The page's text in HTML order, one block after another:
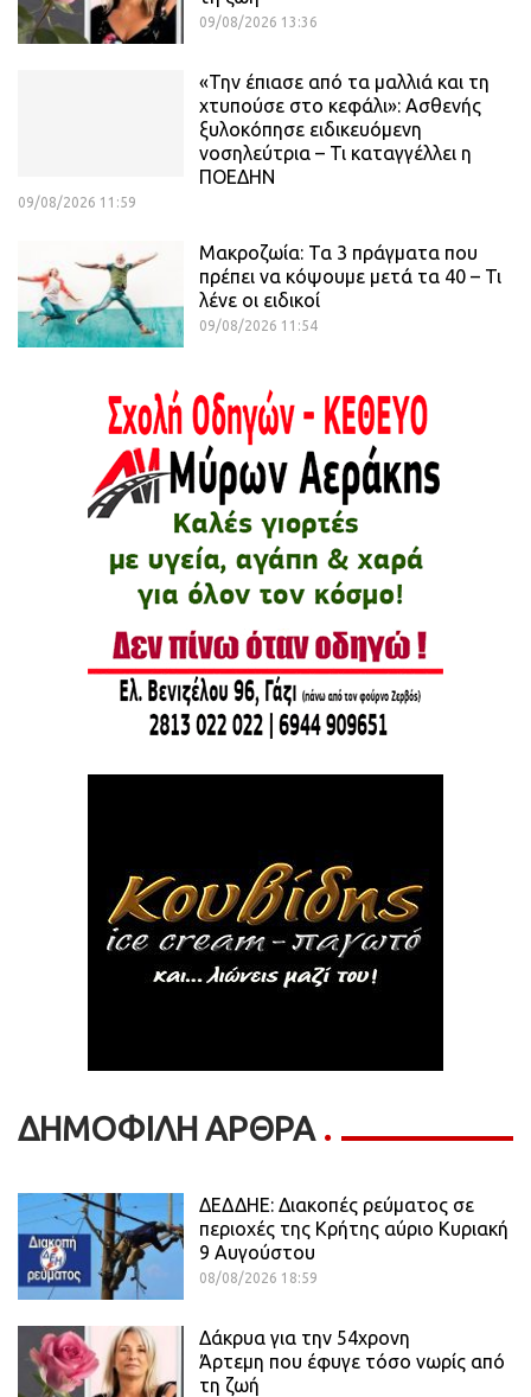
09/08/2026 13:36
«Την έπιασε από τα μαλλιά και τη
χτυπούσε στο κεφάλι»: Ασθενής
ξυλοκόπησε ειδικευόμενη
νοσηλεύτρια – Τι καταγγέλλει η
ΠΟΕΔΗΝ
09/08/2026 11:59
Μακροζωία: Τα 3 πράγματα που
πρέπει να κόψουμε μετά τα 40 – Τι
λένε οι ειδικοί
09/08/2026 11:54
ΔΗΜΟΦΙΛΗ ΑΡΘΡΑ
ΔΕΔΔΗΕ: Διακοπές ρεύματος σε
περιοχές της Κρήτης αύριο Κυριακή
9 Αυγούστου
08/08/2026 18:59
Δάκρυα για την 54χρονη
Άρτεμη που έφυγε τόσο νωρίς από
τη ζωή